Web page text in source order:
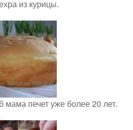
из курицы.
печет уже более 20 лет.